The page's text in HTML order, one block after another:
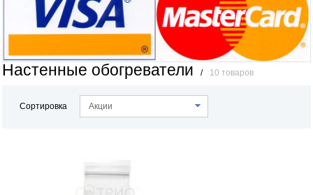
Настенные обогреватели / 10 товаров
Сортировка Акции